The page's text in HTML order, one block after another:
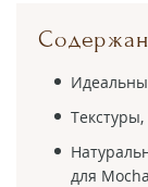
для